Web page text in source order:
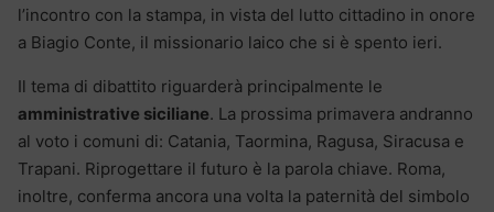
l’incontro con la stampa, in vista del lutto cittadino in onore
a Biagio Conte, il missionario laico che si è spento ieri.
Il tema di dibattito riguarderà principalmente le
amministrative siciliane. La prossima primavera andranno
al voto i comuni di: Catania, Taormina, Ragusa, Siracusa e
Trapani. Riprogettare il futuro è la parola chiave. Roma,
inoltre, conferma ancora una volta la paternità del simbolo